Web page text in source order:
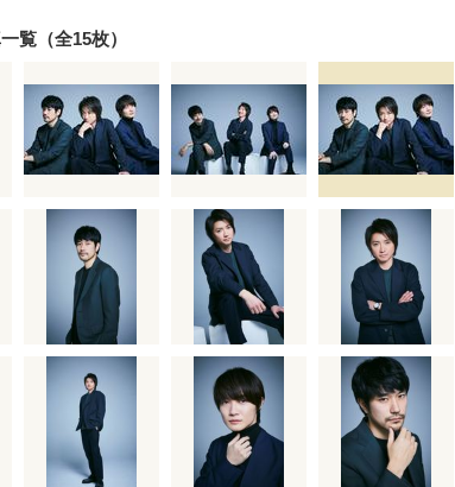
覧（全15枚）